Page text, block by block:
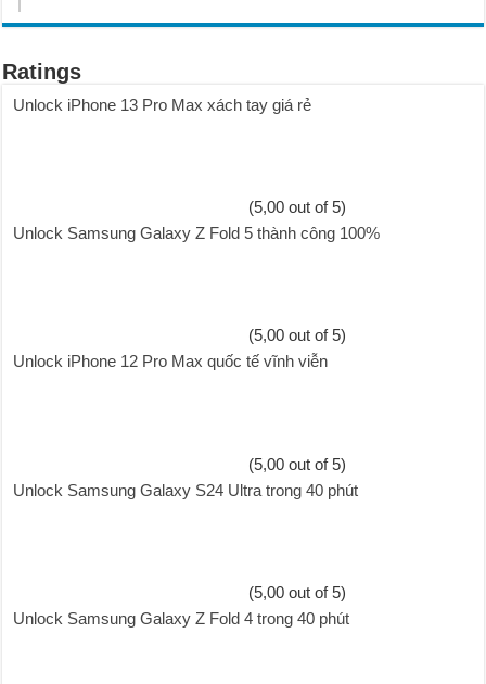
Ratings
Unlock iPhone 13 Pro Max xách tay giá rẻ
(5,00 out of 5)
Unlock Samsung Galaxy Z Fold 5 thành công 100%
(5,00 out of 5)
Unlock iPhone 12 Pro Max quốc tế vĩnh viễn
(5,00 out of 5)
Unlock Samsung Galaxy S24 Ultra trong 40 phút
(5,00 out of 5)
Unlock Samsung Galaxy Z Fold 4 trong 40 phút